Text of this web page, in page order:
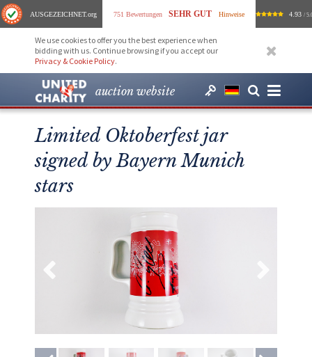
AUSGEZEICHNET.org 751 Bewertungen SEHR GUT Hinweise 4.93 /
We use cookies to offer you the best experience when
bidding with us. Continue browsing if you accept our
Privacy & Cookie Policy.
auction website
Limited Oktoberfest jar
signed by Bayern Munich
stars